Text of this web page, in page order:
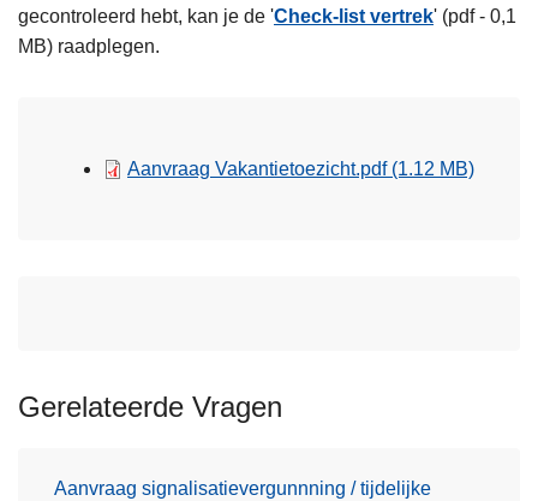
gecontroleerd hebt, kan je de 'Check-list vertrek' (pdf - 0,1
MB) raadplegen.
Aanvraag Vakantietoezicht.pdf (1.12 MB)
Gerelateerde Vragen
Aanvraag signalisatievergunnning / tijdelijke